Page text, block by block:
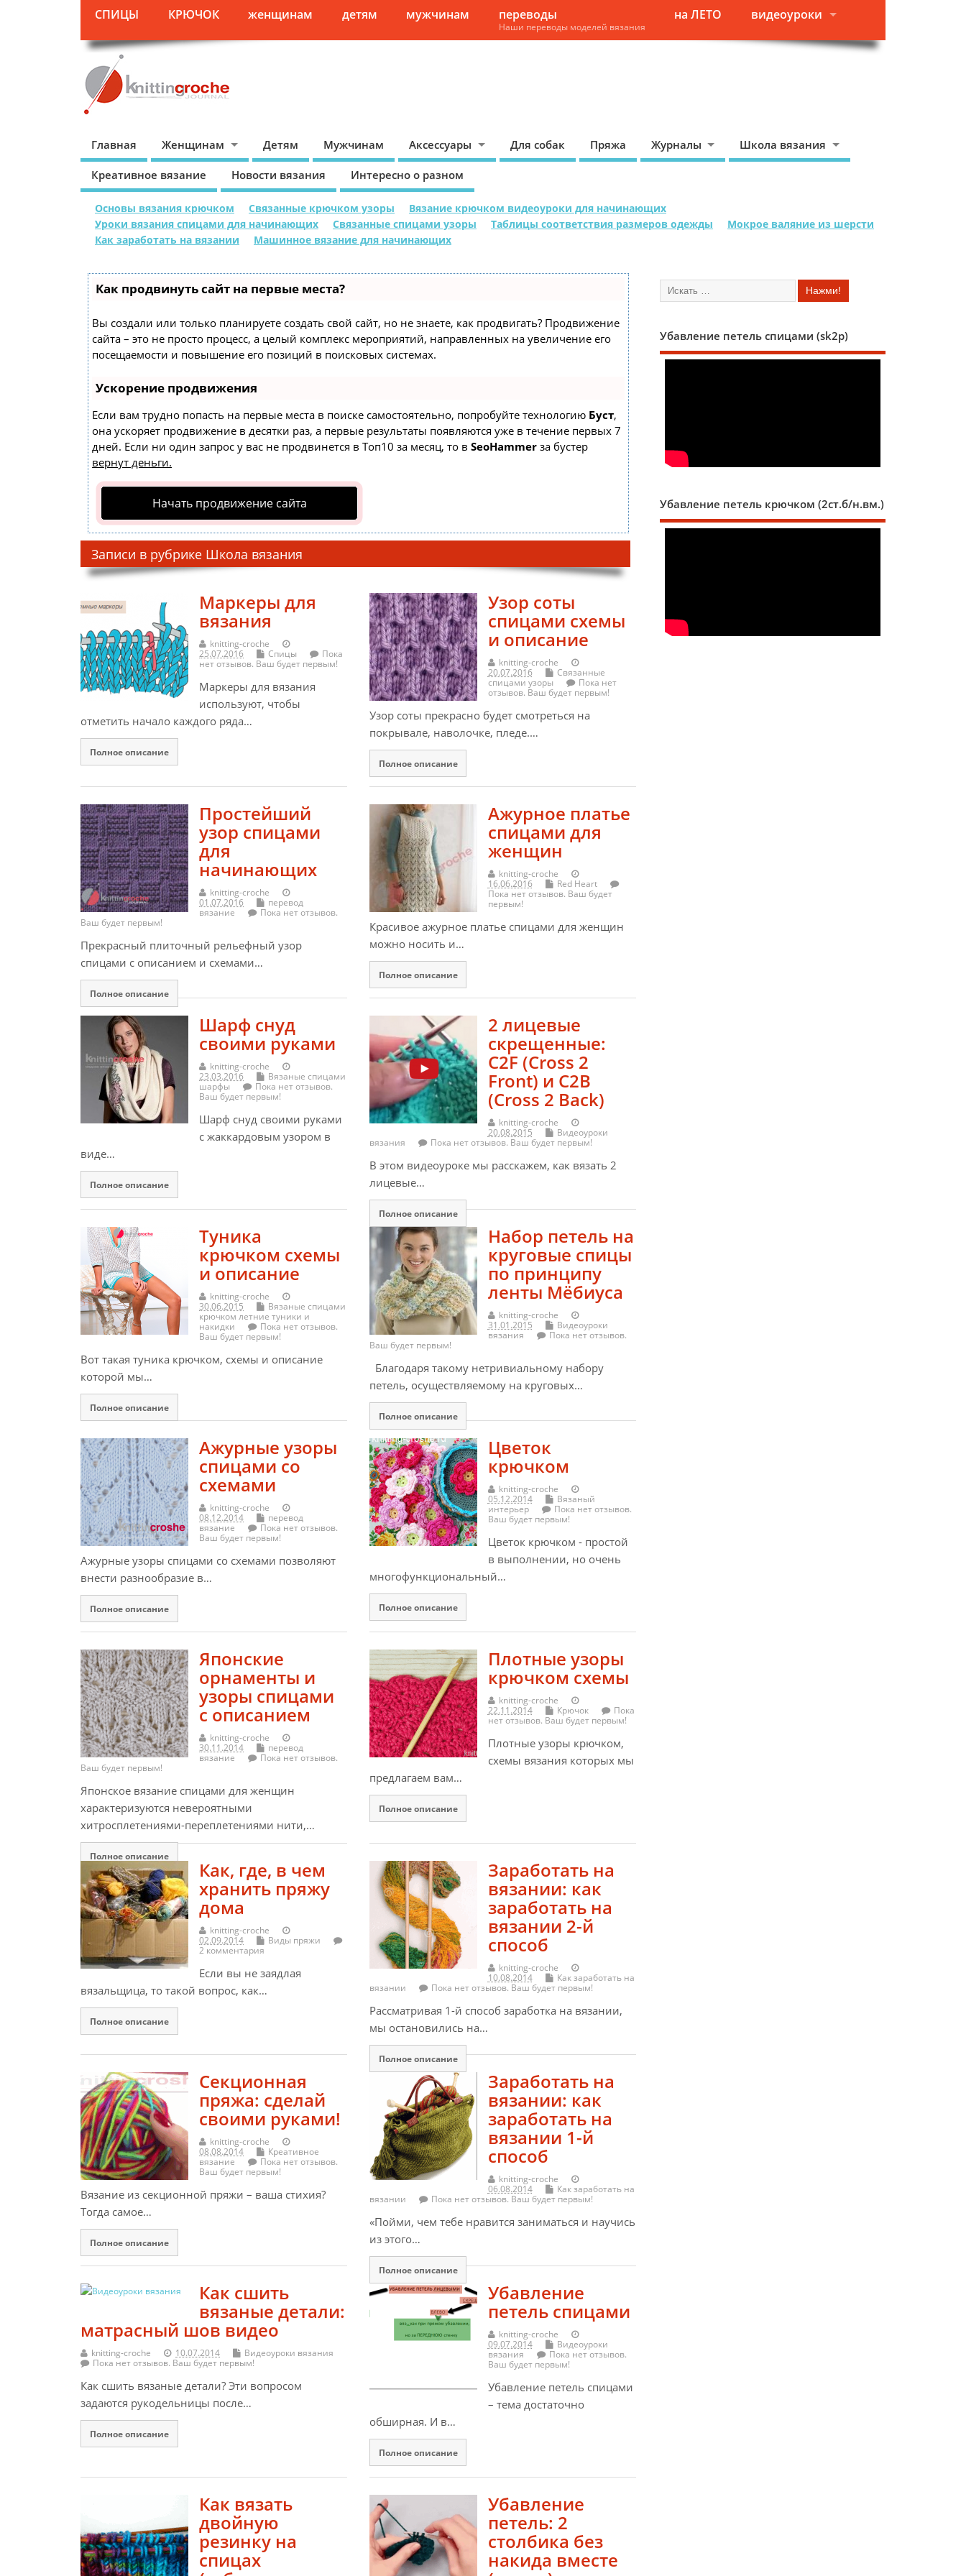
СПИЦЫ КРЮЧОК женщинам детям мужчинам переводы
Наши переводы моделей вязания
на ЛЕТО видеоуроки
Главная Женщинам Детям Мужчинам Аксессуары Для собак Пряжа Журналы Школа вязания
Креативное вязание Новости вязания Интересно о разном
Основы вязания крючком Связанные крючком узоры
Вязание крючком видеоуроки для начинающих
Уроки вязания спицами для начинающих
Связанные спицами узоры Таблицы соответствия размеров одежды
Мокрое валяние из шерсти
Как заработать на вязании
Машинное вязание для начинающих
Как продвинуть сайт на первые места?
Вы создали или только планируете создать свой сайт, но не знаете, как продвигать? Продвижение
сайта – это не просто процесс, а целый комплекс мероприятий, направленных на увеличение его
посещаемости и повышение его позиций в поисковых системах.
Ускорение продвижения
Если вам трудно попасть на первые места в поиске самостоятельно, попробуйте технологию Буст,
она ускоряет продвижение в десятки раз, а первые результаты появляются уже в течение первых 7
дней. Если ни один запрос у вас не продвинется в Топ10 за месяц, то в SeoHammer за бустер
вернут деньги.
Начать продвижение сайта
Записи в рубрике Школа вязания
Маркеры для
вязания
knitting-croche
25.07.2016
Спицы
Пока
нет отзывов. Ваш будет первым!
Маркеры для вязания
используют, чтобы
отметить начало каждого ряда…
Полное описание
Узор соты
спицами схемы
и описание
knitting-croche
20.07.2016
Связанные
спицами узоры
Пока нет
отзывов. Ваш будет первым!
Узор соты прекрасно будет смотреться на
покрывале, наволочке, пледе.…
Полное описание
Простейший
узор спицами
для
начинающих
knitting-croche
01.07.2016
перевод
вязание
Пока нет отзывов.
Ваш будет первым!
Прекрасный плиточный рельефный узор
спицами с описанием и схемами…
Полное описание
Ажурное платье
спицами для
женщин
knitting-croche
16.06.2016
Red Heart
Пока нет отзывов. Ваш будет
первым!
Красивое ажурное платье спицами для женщин
можно носить и…
Полное описание
Шарф снуд
своими руками
knitting-croche
23.03.2016
Вязаные спицами
шарфы
Пока нет отзывов.
Ваш будет первым!
Шарф снуд своими руками
с жаккардовым узором в
виде…
Полное описание
2 лицевые
скрещенные:
C2F (Cross 2
Front) и C2B
(Cross 2 Back)
knitting-croche
20.08.2015
Видеоуроки
вязания
Пока нет отзывов. Ваш будет первым!
В этом видеоуроке мы расскажем, как вязать 2
лицевые…
Полное описание
Туника
крючком схемы
и описание
knitting-croche
30.06.2015
Вязаные спицами
крючком летние туники и
накидки
Пока нет отзывов.
Ваш будет первым!
Вот такая туника крючком, схемы и описание
которой мы…
Полное описание
Набор петель на
круговые спицы
по принципу
ленты Мёбиуса
knitting-croche
31.01.2015
Видеоуроки
вязания
Пока нет отзывов.
Ваш будет первым!
Благодаря такому нетривиальному набору
петель, осуществляемому на круговых…
Полное описание
Ажурные узоры
спицами со
схемами
knitting-croche
08.12.2014
перевод
вязание
Пока нет отзывов.
Ваш будет первым!
Ажурные узоры спицами со схемами позволяют
внести разнообразие в…
Полное описание
Цветок
крючком
knitting-croche
05.12.2014
Вязаный
интерьер
Пока нет отзывов.
Ваш будет первым!
Цветок крючком - простой
в выполнении, но очень
многофункциональный…
Полное описание
Японские
орнаменты и
узоры спицами
с описанием
knitting-croche
30.11.2014
перевод
вязание
Пока нет отзывов.
Ваш будет первым!
Японское вязание спицами для женщин
характеризуются невероятными
хитросплетениями-переплетениями нити,…
Полное описание
Плотные узоры
крючком схемы
knitting-croche
22.11.2014
Крючок
Пока
нет отзывов. Ваш будет первым!
Плотные узоры крючком,
схемы вязания которых мы
предлагаем вам…
Полное описание
Как, где, в чем
хранить пряжу
дома
knitting-croche
02.09.2014
Виды пряжи
2 комментария
Если вы не заядлая
вязальщица, то такой вопрос, как…
Полное описание
Заработать на
вязании: как
заработать на
вязании 2-й
способ
knitting-croche
10.08.2014
Как заработать на
вязании
Пока нет отзывов. Ваш будет первым!
Рассматривая 1-й способ заработка на вязании,
мы остановились на…
Полное описание
Секционная
пряжа: сделай
своими руками!
knitting-croche
08.08.2014
Креативное
вязание
Пока нет отзывов.
Ваш будет первым!
Вязание из секционной пряжи – ваша стихия?
Тогда самое…
Полное описание
Заработать на
вязании: как
заработать на
вязании 1-й
способ
knitting-croche
06.08.2014
Как заработать на
вязании
Пока нет отзывов. Ваш будет первым!
«Пойми, чем тебе нравится заниматься и научись
из этого…
Полное описание
Как сшить
вязаные детали:
матрасный шов видео
knitting-croche 10.07.2014
Видеоуроки вязания
Пока нет отзывов. Ваш будет первым!
Как сшить вязаные детали? Эти вопросом
задаются рукодельницы после…
Полное описание
Убавление
петель спицами
knitting-croche
09.07.2014
Видеоуроки
вязания
Пока нет отзывов.
Ваш будет первым!
Убавление петель спицами
– тема достаточно
обширная. И в…
Полное описание
Как вязать
двойную
резинку на
спицах
Убавление
петель: 2
столбика без
накида вместе
Убавление петель спицами (sk2p)
Убавление петель крючком (2ст.б/н.вм.)